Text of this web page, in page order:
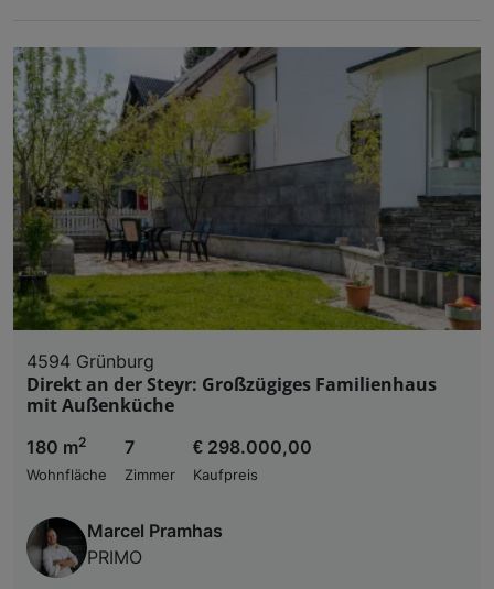
4594 Grünburg
Direkt an der Steyr: Großzügiges Familienhaus
mit Außenküche
180 m2
Wohnfläche
7
Zimmer
€ 298.000,00
Kaufpreis
Marcel Pramhas
PRIMO